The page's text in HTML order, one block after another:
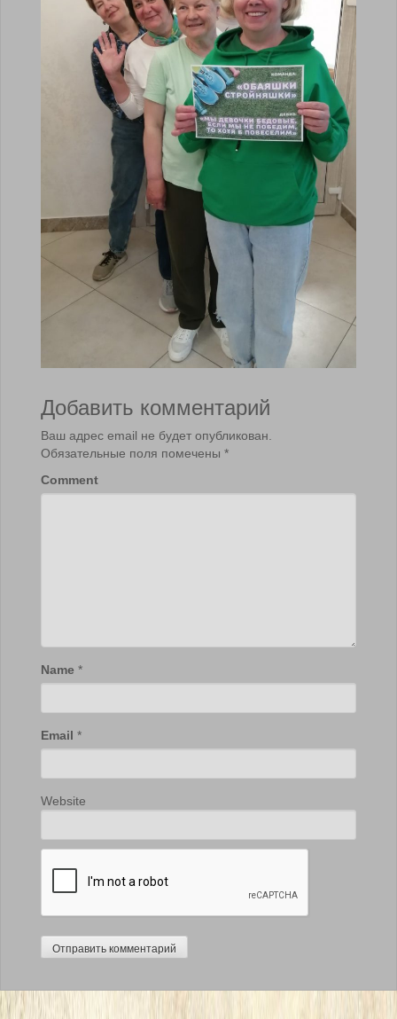
Добавить комментарий
Ваш адрес email не будет опубликован.
Обязательные поля помечены *
Comment
Name *
Email *
Website